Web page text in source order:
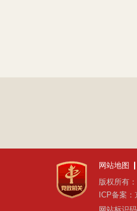
网站地图
版权所有
ICP备案